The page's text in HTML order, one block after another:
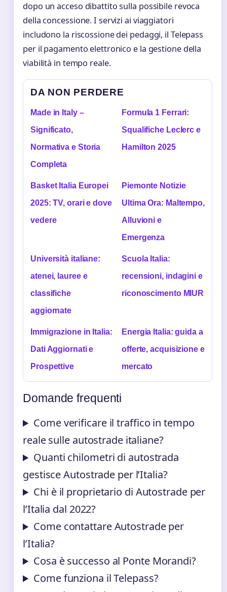
dopo un acceso dibattito sulla possibile revoca
della concessione. I servizi ai viaggiatori
includono la riscossione dei pedaggi, il Telepass
per il pagamento elettronico e la gestione della
viabilità in tempo reale.
DA NON PERDERE
Made in Italy –
Significato,
Normativa e Storia
Completa
Formula 1 Ferrari:
Squalifiche Leclerc e
Hamilton 2025
Basket Italia Europei
2025: TV, orari e dove
vedere
Piemonte Notizie
Ultima Ora: Maltempo,
Alluvioni e
Emergenza
Università italiane:
atenei, lauree e
classifiche
aggiornate
Scuola Italia:
recensioni, indagini e
riconoscimento MIUR
Immigrazione in Italia:
Dati Aggiornati e
Prospettive
Energia Italia: guida a
offerte, acquisizione e
mercato
Domande frequenti
Come verificare il traffico in tempo
reale sulle autostrade italiane?
Quanti chilometri di autostrada
gestisce Autostrade per l’Italia?
Chi è il proprietario di Autostrade per
l’Italia dal 2022?
Come contattare Autostrade per
l’Italia?
Cosa è successo al Ponte Morandi?
Come funziona il Telepass?